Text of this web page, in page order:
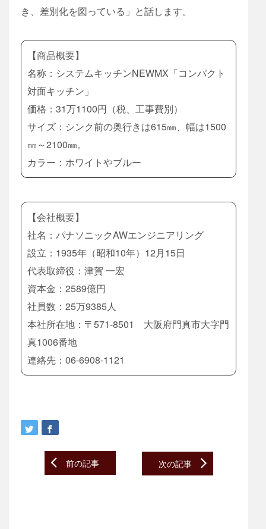
き、差別化を図っている」と話します。
【商品概要】
名称：システムキッチンNEWMX「コンパクト
対面キッチン」
価格：31万1100円（税、工事費別）
サイズ：シンク前の奥行きは615㎜、幅は1500
㎜～2100㎜。
カラー：ホワイトやブルー
【会社概要】
社名：パナソニックAWエンジニアリング
設立：1935年（昭和10年）12月15日
代表取締役：津賀 一宏
資本金：2589億円
社員数：25万9385人
本社所在地：〒571-8501 大阪府門真市大字門
真1006番地
連絡先：06-6908-1121
Post
navigation
前の記事 次の記事